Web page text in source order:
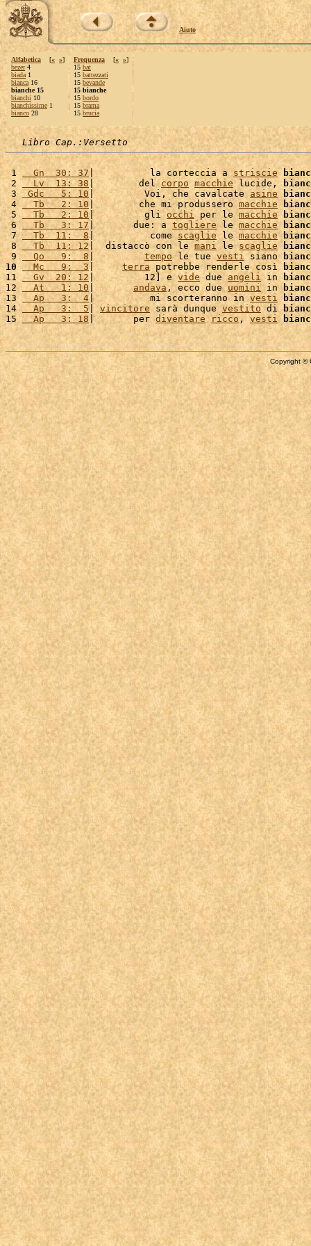
Aiuto
Alfabetica [« »]
bezer4
biada 1
bianca 16
bianche 15
bianchi 10
bianchissime 1
bianco 28
Frequenza [« »]
15 bat
15 battezzati
15 bevande
15 bianche
15 bordo
15 brama
15 brucia
Libro Cap.:Versetto
1
  Gn  30: 37
|          la corteccia a striscie
2
  Lv  13: 38
|        del corpo macchie lucide,
3 Gdc   5: 10 |         Voi, che cavalcate asine
4
  Tb   2: 10
|        che mi produssero macchie
5
  Tb   2: 10
|         gli occhi per le macchie
6
  Tb   3: 17
|       due: a togliere le macchie
7
  Tb  11:  8
|          come scaglie le macchie
8
  Tb  11: 12
|  distaccò con le mani le scaglie
9
  Qo   9:  8
| tempo le tue vesti siano
10
  Mc   9:  3
| terra potrebbe renderle così
11
  Gv  20: 12
|         12] e vide due angeli in
12
  At   1: 10
| andava , ecco due uomini in
13
  Ap   3:  4
|          mi scorteranno in vesti
14
  Ap   3:  5
| vincitore sarà dunque vestito di
15
  Ap   3: 18
|       per diventare ricco , vesti
Copyright ©